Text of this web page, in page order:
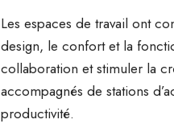
Les espaces de travail ont
design, le confort et la
collaboration et stimuler la
accompagnés de stations
productivité.